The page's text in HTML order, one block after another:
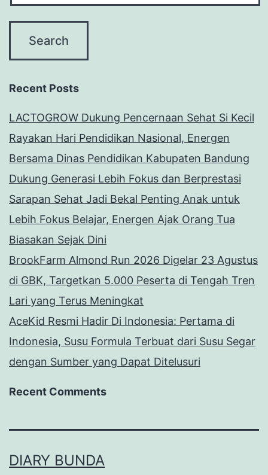
Recent Posts
LACTOGROW Dukung Pencernaan Sehat Si Kecil
Rayakan Hari Pendidikan Nasional, Energen
Bersama Dinas Pendidikan Kabupaten Bandung
Dukung Generasi Lebih Fokus dan Berprestasi
Sarapan Sehat Jadi Bekal Penting Anak untuk
Lebih Fokus Belajar, Energen Ajak Orang Tua
Biasakan Sejak Dini
BrookFarm Almond Run 2026 Digelar 23 Agustus
di GBK, Targetkan 5.000 Peserta di Tengah Tren
Lari yang Terus Meningkat
AceKid Resmi Hadir Di Indonesia: Pertama di
Indonesia, Susu Formula Terbuat dari Susu Segar
dengan Sumber yang Dapat Ditelusuri
Recent Comments
DIARY BUNDA